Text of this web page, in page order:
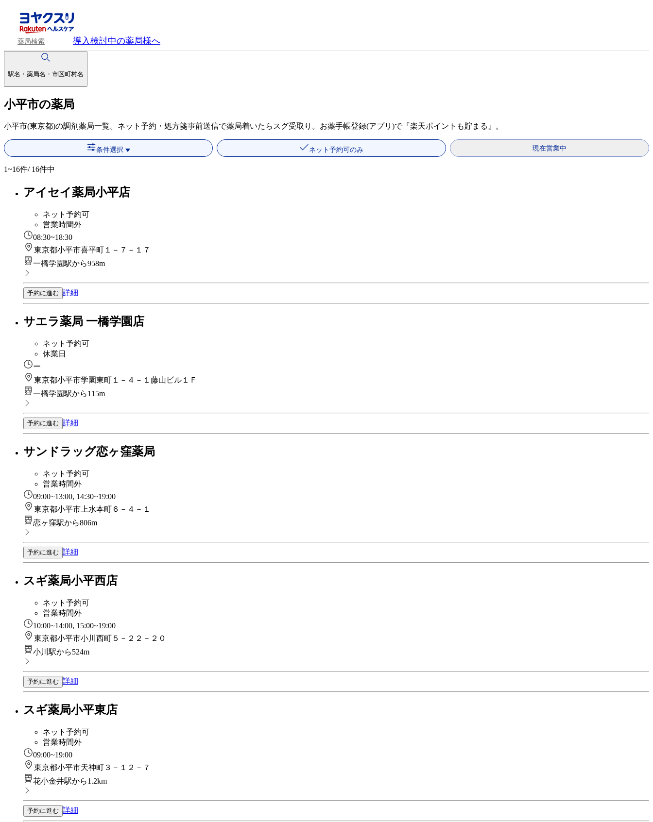
薬局検索 導入検討中の薬局様へ
駅名・薬局名・市区町村名
小平市の薬局
小平市(東京都)の調剤薬局一覧。ネット予約・処方箋事前送信で薬局着いたらスグ受取り。お薬手帳登録(アプリ)で『楽天ポイントも貯まる』。
条件選択 ネット予約可のみ 現在営業中
1~16件/ 16件中
アイセイ薬局小平店
ネット予約可
営業時間外
08:30~18:30
東京都小平市喜平町１－７－１７
一橋学園駅から958m
予約に進む 詳細
サエラ薬局 一橋学園店
ネット予約可
休業日
ー
東京都小平市学園東町１－４－１藤山ビル１Ｆ
一橋学園駅から115m
予約に進む 詳細
サンドラッグ恋ヶ窪薬局
ネット予約可
営業時間外
09:00~13:00, 14:30~19:00
東京都小平市上水本町６－４－１
恋ヶ窪駅から806m
予約に進む 詳細
スギ薬局小平西店
ネット予約可
営業時間外
10:00~14:00, 15:00~19:00
東京都小平市小川西町５－２２－２０
小川駅から524m
予約に進む 詳細
スギ薬局小平東店
ネット予約可
営業時間外
09:00~19:00
東京都小平市天神町３－１２－７
花小金井駅から1.2km
予約に進む 詳細